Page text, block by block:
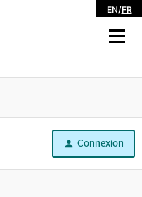
EN/FR
Connexion